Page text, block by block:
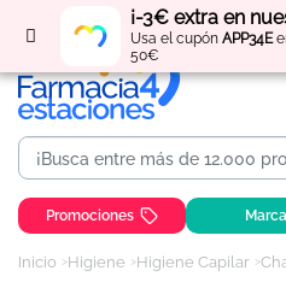
¡-3€ extra en
Usa el cupón APP34E
50€
Regístratey obtén
Promociones
Inicio Higiene Higiene Capilar